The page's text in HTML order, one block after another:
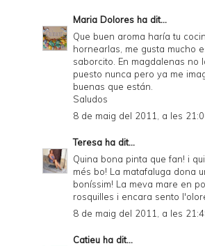
Maria Dolores ha dit...
Que buen aroma haría tu
hornearlas, me gusta mucho
saborcito. En magdalenas no
puesto nunca pero ya me
buenas que están.
Saludos
8 de maig del 2011, a les
Teresa ha dit...
Quina bona pinta que fan! i
més bo! La matafaluga dona
boníssim! La meva mare en
rosquilles i encara sento
8 de maig del 2011, a les
Catieu ha dit...